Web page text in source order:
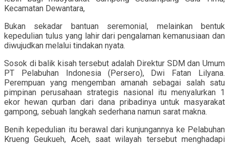
Kecamatan Dewantara,
Bukan sekadar bantuan seremonial, melainkan bentuk
kepedulian tulus yang lahir dari pengalaman kemanusiaan dan
diwujudkan melalui tindakan nyata.
Sosok di balik kisah tersebut adalah Direktur SDM dan Umum
PT Pelabuhan Indonesia (Persero), Dwi Fatan Lilyana.
Perempuan yang mengemban amanah sebagai salah satu
pimpinan perusahaan strategis nasional itu menyalurkan 1
ekor hewan qurban dari dana pribadinya untuk masyarakat
gampong, sebuah langkah sederhana namun sarat makna.
Benih kepedulian itu berawal dari kunjungannya ke Pelabuhan
Krueng Geukueh, Aceh, saat wilayah tersebut menghadapi